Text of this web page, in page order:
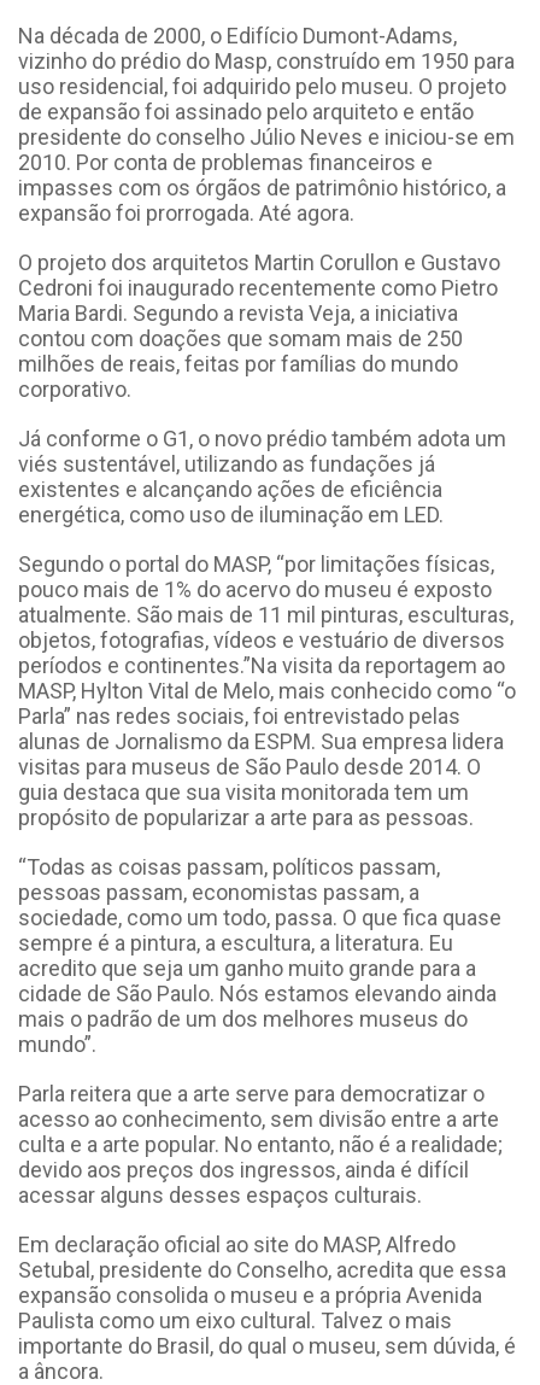
Na década de 2000, o Edifício Dumont-Adams,
vizinho do prédio do Masp, construído em 1950 para
uso residencial, foi adquirido pelo museu. O projeto
de expansão foi assinado pelo arquiteto e então
presidente do conselho Júlio Neves e iniciou-se em
2010. Por conta de problemas financeiros e
impasses com os órgãos de patrimônio histórico, a
expansão foi prorrogada. Até agora.
O projeto dos arquitetos Martin Corullon e Gustavo
Cedroni foi inaugurado recentemente como Pietro
Maria Bardi. Segundo a revista Veja, a iniciativa
contou com doações que somam mais de 250
milhões de reais, feitas por famílias do mundo
corporativo.
Já conforme o G1, o novo prédio também adota um
viés sustentável, utilizando as fundações já
existentes e alcançando ações de eficiência
energética, como uso de iluminação em LED.
Segundo o portal do MASP, “por limitações físicas,
pouco mais de 1% do acervo do museu é exposto
atualmente. São mais de 11 mil pinturas, esculturas,
objetos, fotografias, vídeos e vestuário de diversos
períodos e continentes.”Na visita da reportagem ao
MASP, Hylton Vital de Melo, mais conhecido como “o
Parla” nas redes sociais, foi entrevistado pelas
alunas de Jornalismo da ESPM. Sua empresa lidera
visitas para museus de São Paulo desde 2014. O
guia destaca que sua visita monitorada tem um
propósito de popularizar a arte para as pessoas.
“Todas as coisas passam, políticos passam,
pessoas passam, economistas passam, a
sociedade, como um todo, passa. O que fica quase
sempre é a pintura, a escultura, a literatura. Eu
acredito que seja um ganho muito grande para a
cidade de São Paulo. Nós estamos elevando ainda
mais o padrão de um dos melhores museus do
mundo”.
Parla reitera que a arte serve para democratizar o
acesso ao conhecimento, sem divisão entre a arte
culta e a arte popular. No entanto, não é a realidade;
devido aos preços dos ingressos, ainda é difícil
acessar alguns desses espaços culturais.
Em declaração oficial ao site do MASP, Alfredo
Setubal, presidente do Conselho, acredita que essa
expansão consolida o museu e a própria Avenida
Paulista como um eixo cultural. Talvez o mais
importante do Brasil, do qual o museu, sem dúvida, é
a âncora.